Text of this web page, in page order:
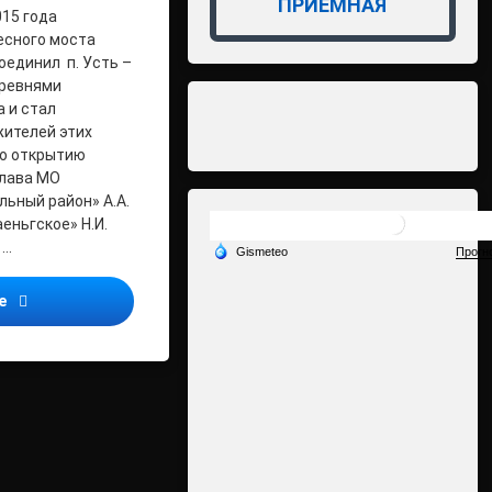
года
моста
п. Усть –
и стал
этих
открытию
МО
район» А.А.
Н.И.
Открытие моста
ПРИЁМНАЯ